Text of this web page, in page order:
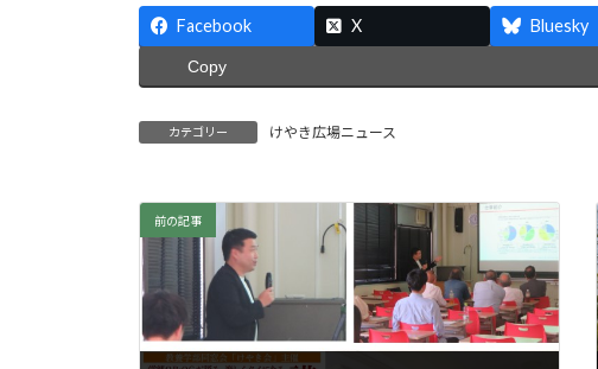
Facebook X Bluesky
Copy
カテゴリー けやき広場ニュース
前の記事